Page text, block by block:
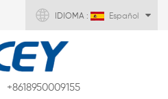
IDIOMA : Español
+8618950009155